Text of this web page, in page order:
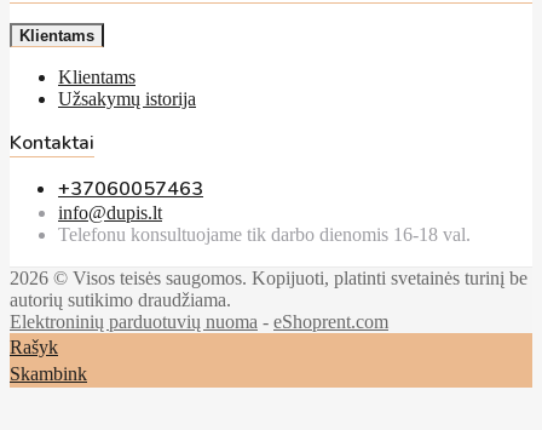
Klientams
Klientams
Užsakymų istorija
Kontaktai
+37060057463
info@dupis.lt
Telefonu konsultuojame tik darbo dienomis 16-18 val.
2026 © Visos teisės saugomos. Kopijuoti, platinti svetainės turinį be
autorių sutikimo draudžiama.
Elektroninių parduotuvių nuoma - eShoprent.com
Rašyk
Skambink